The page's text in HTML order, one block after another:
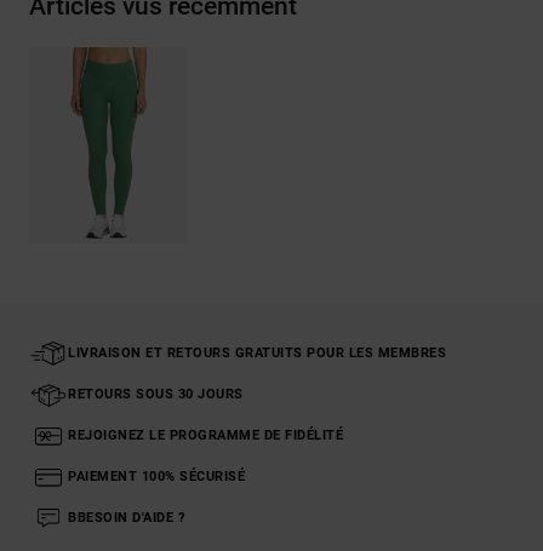
Articles vus récemment
LIVRAISON ET RETOURS GRATUITS POUR LES MEMBRES
RETOURS SOUS 30 JOURS
REJOIGNEZ LE PROGRAMME DE FIDÉLITÉ
PAIEMENT 100% SÉCURISÉ
BBESOIN D'AIDE ?